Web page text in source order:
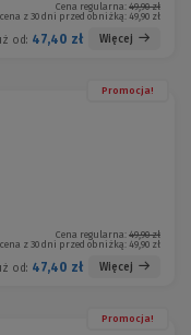
Cena regularna: 49,90 zł
z 30 dni przed obniżką: 49,90 zł
od: 47,40 zł Więcej
Promocja!
Cena regularna: 49,90 zł
z 30 dni przed obniżką: 49,90 zł
od: 47,40 zł Więcej
Promocja!